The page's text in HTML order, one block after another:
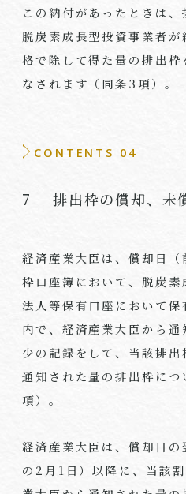
この納付があったときは、
脱炭素成長型投資事業者
格で除して得た量の排出
なされます（同条3項）。
CONTENTS 04
7 排出枠の償却、未
経済産業大臣は、償却日
枠口座簿において、脱炭
法人等保有口座において
内で、経済産業大臣から
少の記録をして、当該排出
通知された量の排出枠に
項）。
経済産業大臣は、償却日
の2月1日）以降に、当該